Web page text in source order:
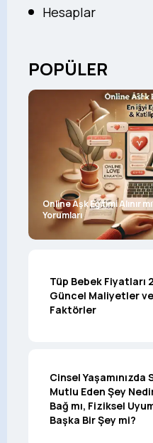
Hesaplar
POPÜLER
Online Aşk Eğitimi Alınır
Yorumları
Tüp Bebek Fiyatları
Güncel Maliyetler
Faktörler
Cinsel Yaşamınızda
Mutlu Eden Şey
Bağ mı, Fiziksel
Başka Bir Şey mi?